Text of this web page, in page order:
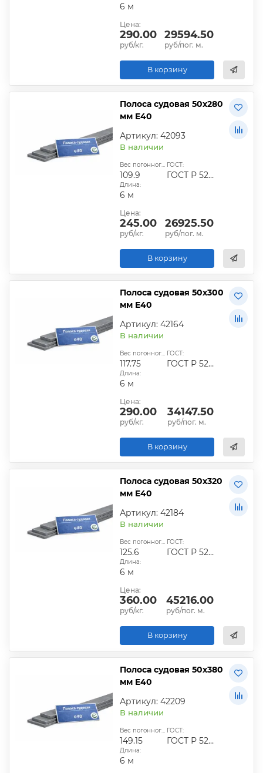
6 м
Цена:
290.00
руб/кг.
29594.50
руб/пог. м.
В корзину
Полоса судовая 50х280
мм E40
Артикул: 42093
В наличии
Вес погонного метра, кг:
109.9
ГОСТ:
ГОСТ Р 52927-2015
Длина:
6 м
Цена:
245.00
руб/кг.
26925.50
руб/пог. м.
В корзину
Полоса судовая 50х300
мм E40
Артикул: 42164
В наличии
Вес погонного метра, кг:
117.75
ГОСТ:
ГОСТ Р 52927-2015
Длина:
6 м
Цена:
290.00
руб/кг.
34147.50
руб/пог. м.
В корзину
Полоса судовая 50х320
мм E40
Артикул: 42184
В наличии
Вес погонного метра, кг:
125.6
ГОСТ:
ГОСТ Р 52927-2015
Длина:
6 м
Цена:
360.00
руб/кг.
45216.00
руб/пог. м.
В корзину
Полоса судовая 50х380
мм E40
Артикул: 42209
В наличии
Вес погонного метра, кг:
149.15
ГОСТ:
ГОСТ Р 52927-2015
Длина:
6 м